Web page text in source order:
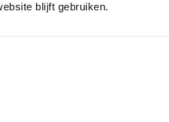
blijft gebruiken.